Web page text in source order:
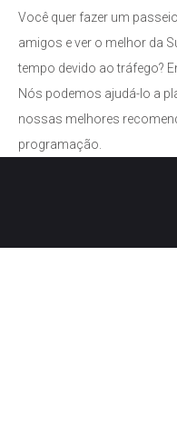
Você quer fazer um
amigos e ver o melhor da
tempo devido ao tráfego?
Nós podemos ajudá-lo a
nossas melhores
programação.